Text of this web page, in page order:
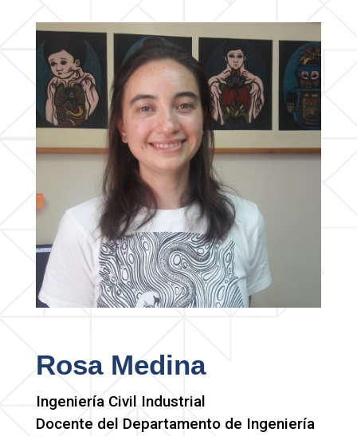
Rosa Medina
Ingeniería Civil Industrial
Docente del Departamento de Ingeniería